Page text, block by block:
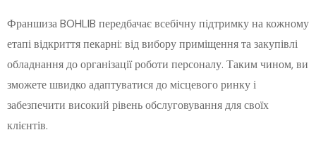
Франшиза BOHLIB передбачає всебічну підтримку на кожному
етапі відкриття пекарні: від вибору приміщення та закупівлі
обладнання до організації роботи персоналу. Таким чином, ви
зможете швидко адаптуватися до місцевого ринку і
забезпечити високий рівень обслуговування для своїх
клієнтів.